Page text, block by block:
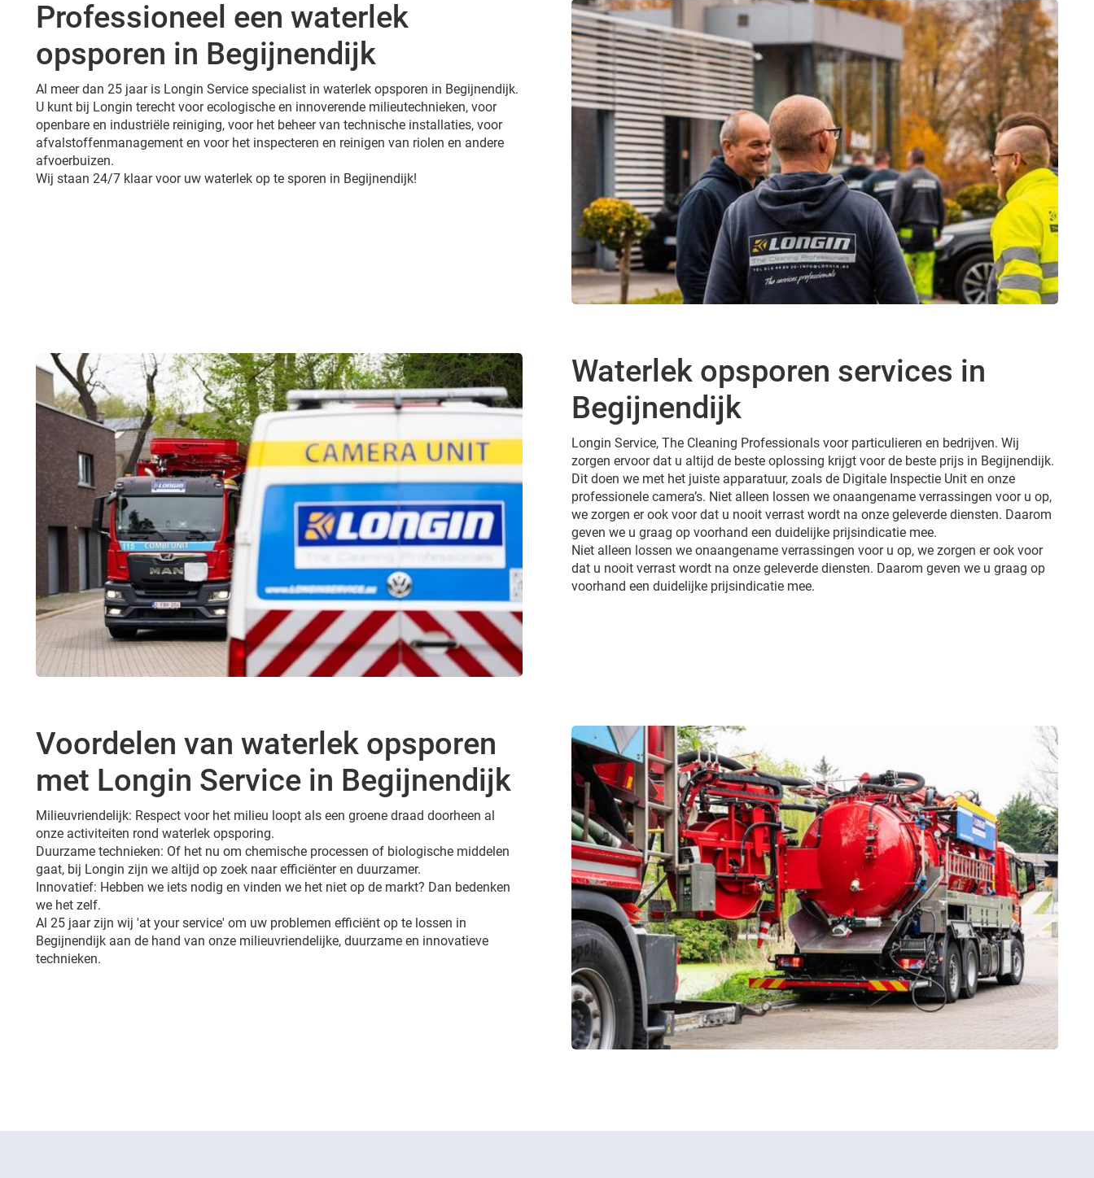
Professioneel een waterlek
opsporen in Begijnendijk
Al meer dan 25 jaar is Longin Service specialist in waterlek opsporen in Begijnendijk.
U kunt bij Longin terecht voor ecologische en innoverende milieutechnieken, voor
openbare en industriële reiniging, voor het beheer van technische installaties, voor
afvalstoffenmanagement en voor het inspecteren en reinigen van riolen en andere
afvoerbuizen.
Wij staan 24/7 klaar voor uw waterlek op te sporen in Begijnendijk!
Waterlek opsporen services in
Begijnendijk
Longin Service, The Cleaning Professionals voor particulieren en bedrijven. Wij
zorgen ervoor dat u altijd de beste oplossing krijgt voor de beste prijs in Begijnendijk.
Dit doen we met het juiste apparatuur, zoals de Digitale Inspectie Unit en onze
professionele camera’s. Niet alleen lossen we onaangename verrassingen voor u op,
we zorgen er ook voor dat u nooit verrast wordt na onze geleverde diensten. Daarom
geven we u graag op voorhand een duidelijke prijsindicatie mee.
Niet alleen lossen we onaangename verrassingen voor u op, we zorgen er ook voor
dat u nooit verrast wordt na onze geleverde diensten. Daarom geven we u graag op
voorhand een duidelijke prijsindicatie mee.
Voordelen van waterlek opsporen
met Longin Service in Begijnendijk
Milieuvriendelijk: Respect voor het milieu loopt als een groene draad doorheen al
onze activiteiten rond waterlek opsporing.
Duurzame technieken: Of het nu om chemische processen of biologische middelen
gaat, bij Longin zijn we altijd op zoek naar efficiënter en duurzamer.
Innovatief: Hebben we iets nodig en vinden we het niet op de markt? Dan bedenken
we het zelf.
Al 25 jaar zijn wij 'at your service' om uw problemen efficiënt op te lossen in
Begijnendijk aan de hand van onze milieuvriendelijke, duurzame en innovatieve
technieken.